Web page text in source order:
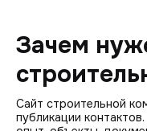
Зачем
Сайт строительной
публикации